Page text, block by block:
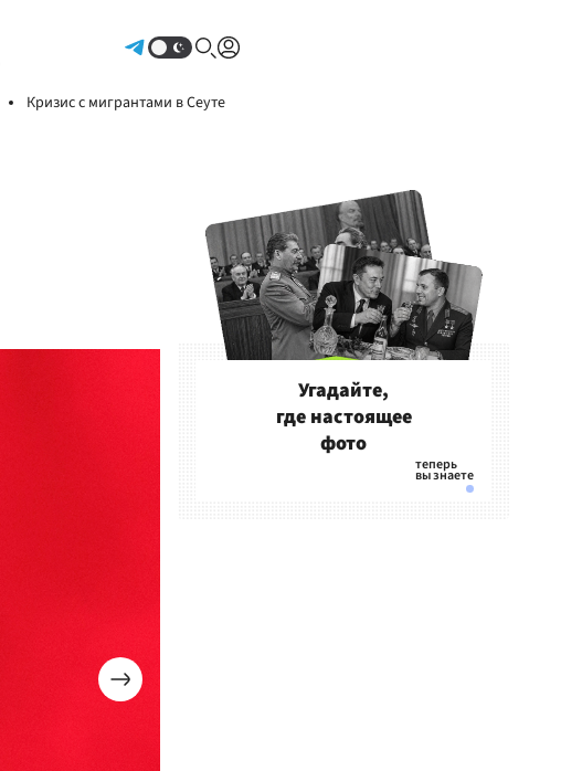
Кризис с мигрантами в Сеуте
Угадайте,
где настоящее
фото